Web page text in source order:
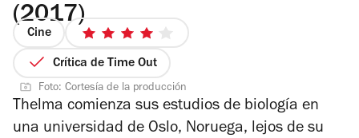
(2017)
Cine
4
de
Crítica de Time Out
Foto: Cortesía de la producción
Thelma comienza sus estudios de biología en
una universidad de Oslo, Noruega, lejos de su